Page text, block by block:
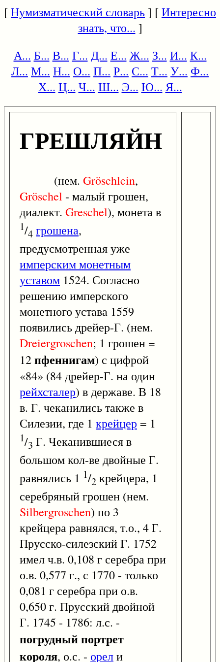
[Нумизматический словарь] [Интересно
знать, что... ]
А... Б... В... Г... Д... Е... Ж... З... И... К...
Л... М... Н... О... П... Р... С... Т... У... Ф...
Х... Ц... Ч... Ш... Э... Ю... Я...
ГРЕШЛЯЙН
(нем. Gröschlein,
Gröschel - малый грошен,
диалект. Greschel), монета в
1/4 грошена,
предусмотренная уже
имперским монетным
уставом 1524. Согласно
решению имперского
монетного устава 1559
появились дрейер-Г. (нем.
Dreiergroschen; 1 грошен =
12пфеннигам) с цифрой
«84» (84 дрейер-Г. на один
рейхсталер) в державе. В 18
в. Г. чеканились также в
Силезии, где 1 крейцер = 1
1/3 Г. Чеканившиеся в
большом кол-ве двойные Г.
равнялись 1 1/2 крейцера, 1
серебряный грошен (нем.
Silbergroschen) по 3
крейцера равнялся, т.о., 4 Г.
Прусско-силезский Г. 1752
имел ч.в. 0,108 г серебра при
о.в. 0,577 г., с 1770 - только
0,081 г серебра при о.в.
0,650 г. Прусский двойной
Г. 1745 - 1786: л.с. -
погрудный портрет
короля, о.с. - орели